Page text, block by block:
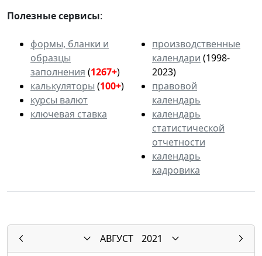
Полезные сервисы:
формы, бланки и
образцы
заполнения (1267+)
калькуляторы (100+)
курсы валют
ключевая ставка
производственные
календари (1998-
2023)
правовой
календарь
календарь
статистической
отчетности
календарь
кадровика
АВГУСТ
2021